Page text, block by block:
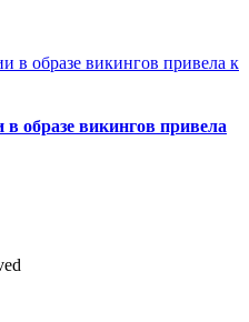
образе викингов привела